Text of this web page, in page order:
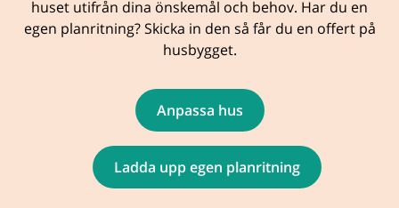
huset utifrån dina önskemål och behov. Har du en
egen planritning? Skicka in den så får du en offert på
husbygget.
Anpassa hus
Ladda upp egen planritning